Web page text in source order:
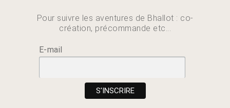
Pour suivre les aventures de Bhallot : co-
création, précommande etc...
E-mail